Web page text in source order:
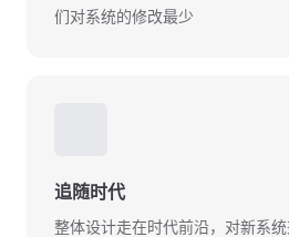
们对系统的修改最少
追随时代
整体设计走在时代前沿，对新系